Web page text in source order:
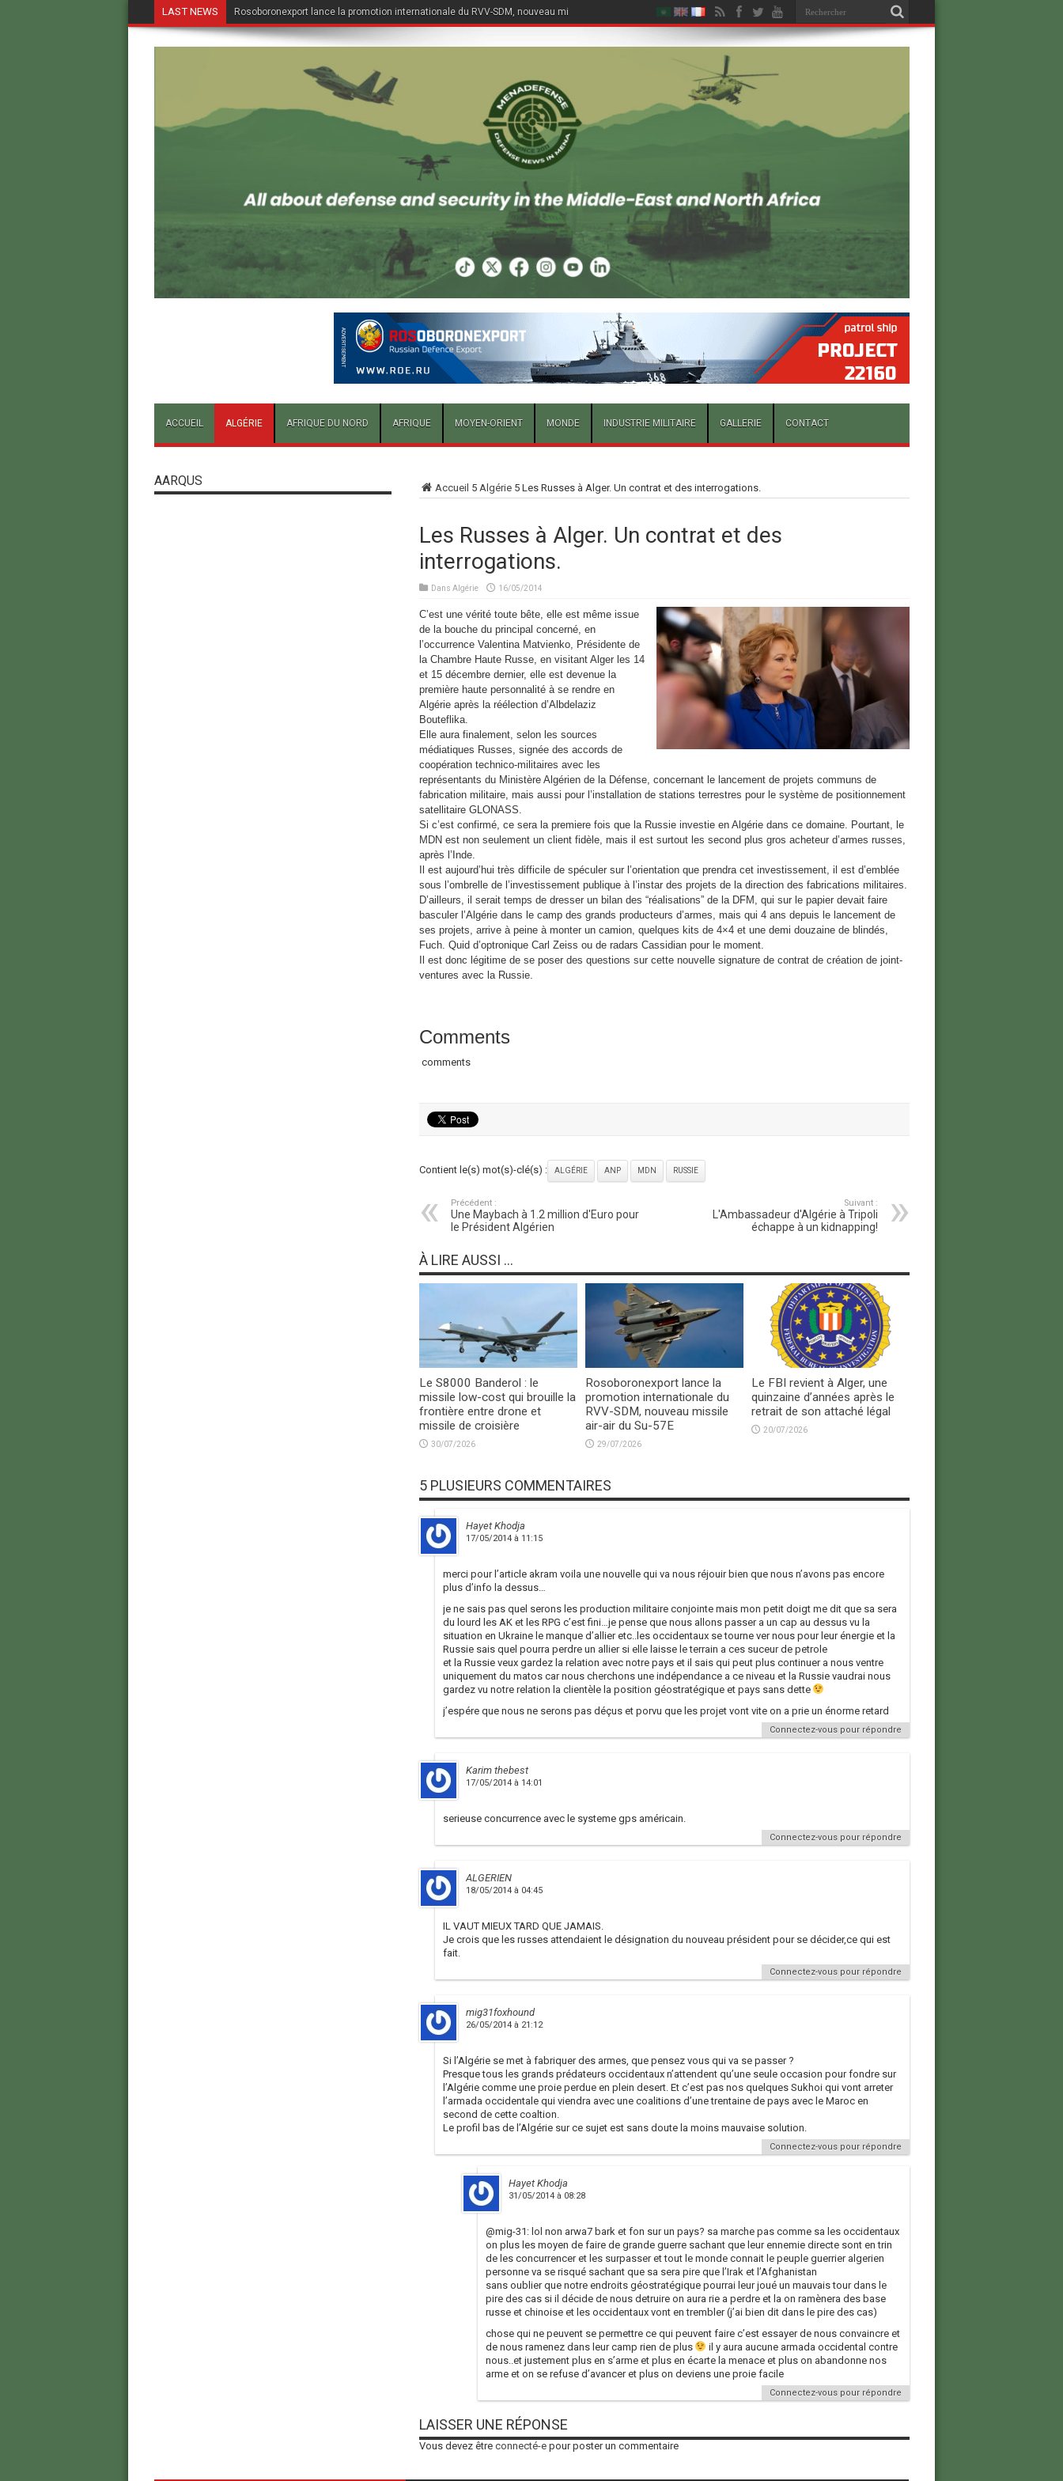
LAST NEWS Rosoboronexport lance la promotion internationale du RVV-SDM, nouveau missile air-air du Su-57E
ACCUEIL ALGÉRIE AFRIQUE DU NORD AFRIQUE MOYEN-ORIENT MONDE INDUSTRIE MILITAIRE GALLERIE CONTACT
Accueil 5 Algérie5 Les Russes à Alger. Un contrat et des interrogations.
Les Russes à Alger. Un contrat et des
interrogations.
Dans Algérie 16/05/2014
C’est une vérité toute bête, elle est même issue
de la bouche du principal concerné, en
l’occurrence Valentina Matvienko, Présidente de
la Chambre Haute Russe, en visitant Alger les 14
et 15 décembre dernier, elle est devenue la
première haute personnalité à se rendre en
Algérie après la réélection d’Albdelaziz
Bouteflika.
Elle aura finalement, selon les sources
médiatiques Russes, signée des accords de
coopération technico-militaires avec les
représentants du Ministère Algérien de la Défense, concernant le lancement de projets communs de
fabrication militaire, mais aussi pour l’installation de stations terrestres pour le système de positionnement
satellitaire GLONASS.
Si c’est confirmé, ce sera la premiere fois que la Russie investie en Algérie dans ce domaine. Pourtant, le
MDN est non seulement un client fidèle, mais il est surtout les second plus gros acheteur d’armes russes,
après l’Inde.
Il est aujourd’hui très difficile de spéculer sur l’orientation que prendra cet investissement, il est d’emblée
sous l’ombrelle de l’investissement publique à l’instar des projets de la direction des fabrications militaires.
D’ailleurs, il serait temps de dresser un bilan des “réalisations” de la DFM, qui sur le papier devait faire
basculer l’Algérie dans le camp des grands producteurs d’armes, mais qui 4 ans depuis le lancement de
ses projets, arrive à peine à monter un camion, quelques kits de 4×4 et une demi douzaine de blindés,
Fuch. Quid d’optronique Carl Zeiss ou de radars Cassidian pour le moment.
Il est donc légitime de se poser des questions sur cette nouvelle signature de contrat de création de joint-
ventures avec la Russie.
Comments
comments
Contient le(s) mot(s)-clé(s) : ALGÉRIE ANP MDN RUSSIE
Précédent :
Une Maybach à 1.2 million d'Euro pour
le Président Algérien
Suivant :
L'Ambassadeur d'Algérie à Tripoli
échappe à un kidnapping!
À LIRE AUSSI ...
Le S8000 Banderol : le
missile low-cost qui brouille la
frontière entre drone et
missile de croisière
30/07/2026
Rosoboronexport lance la
promotion internationale du
RVV-SDM, nouveau missile
air-air du Su-57E
29/07/2026
Le FBI revient à Alger, une
quinzaine d’années après le
retrait de son attaché légal
20/07/2026
5 PLUSIEURS COMMENTAIRES
Hayet Khodja
17/05/2014 à 11:15
merci pour l’article akram voila une nouvelle qui va nous réjouir bien que nous n’avons pas encore
plus d’info la dessus…
je ne sais pas quel serons les production militaire conjointe mais mon petit doigt me dit que sa sera
du lourd les AK et les RPG c’est fini…je pense que nous allons passer a un cap au dessus vu la
situation en Ukraine le manque d’allier etc..les occidentaux se tourne ver nous pour leur énergie et la
Russie sais quel pourra perdre un allier si elle laisse le terrain a ces suceur de petrole
et la Russie veux gardez la relation avec notre pays et il sais qui peut plus continuer a nous ventre
uniquement du matos car nous cherchons une indépendance a ce niveau et la Russie vaudrai nous
gardez vu notre relation la clientèle la position géostratégique et pays sans dette
j’espére que nous ne serons pas déçus et porvu que les projet vont vite on a prie un énorme retard
Connectez-vous pour répondre
Karim thebest
17/05/2014 à 14:01
serieuse concurrence avec le systeme gps américain.
Connectez-vous pour répondre
ALGERIEN
18/05/2014 à 04:45
IL VAUT MIEUX TARD QUE JAMAIS.
Je crois que les russes attendaient le désignation du nouveau président pour se décider,ce qui est
fait.
Connectez-vous pour répondre
mig31foxhound
26/05/2014 à 21:12
Si l’Algérie se met à fabriquer des armes, que pensez vous qui va se passer ?
Presque tous les grands prédateurs occidentaux n’attendent qu’une seule occasion pour fondre sur
l’Algérie comme une proie perdue en plein desert. Et c’est pas nos quelques Sukhoi qui vont arreter
l’armada occidentale qui viendra avec une coalitions d’une trentaine de pays avec le Maroc en
second de cette coaltion.
Le profil bas de l’Algérie sur ce sujet est sans doute la moins mauvaise solution.
Connectez-vous pour répondre
Hayet Khodja
31/05/2014 à 08:28
@mig-31: lol non arwa7 bark et fon sur un pays? sa marche pas comme sa les occidentaux
on plus les moyen de faire de grande guerre sachant que leur ennemie directe sont en trin
de les concurrencer et les surpasser et tout le monde connait le peuple guerrier algerien
personne va se risqué sachant que sa sera pire que l’Irak et l’Afghanistan
sans oublier que notre endroits géostratégique pourrai leur joué un mauvais tour dans le
pire des cas si il décide de nous detruire on aura rie a perdre et la on ramènera des base
russe et chinoise et les occidentaux vont en trembler (j’ai bien dit dans le pire des cas)
chose qui ne peuvent se permettre ce qui peuvent faire c’est essayer de nous convaincre et
de nous ramenez dans leur camp rien de plus
il y aura aucune armada occidental contre
nous..et justement plus en s’arme et plus en écarte la menace et plus on abandonne nos
arme et on se refuse d’avancer et plus on deviens une proie facile
Connectez-vous pour répondre
LAISSER UNE RÉPONSE
Vous devez être connecté-epour poster un commentaire
AARQUS